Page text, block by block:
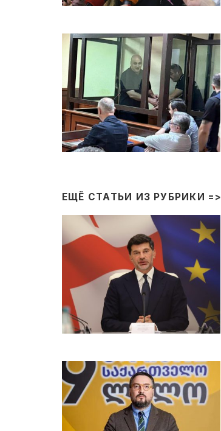
ЕЩЁ СТАТЬИ ИЗ РУБРИКИ =>